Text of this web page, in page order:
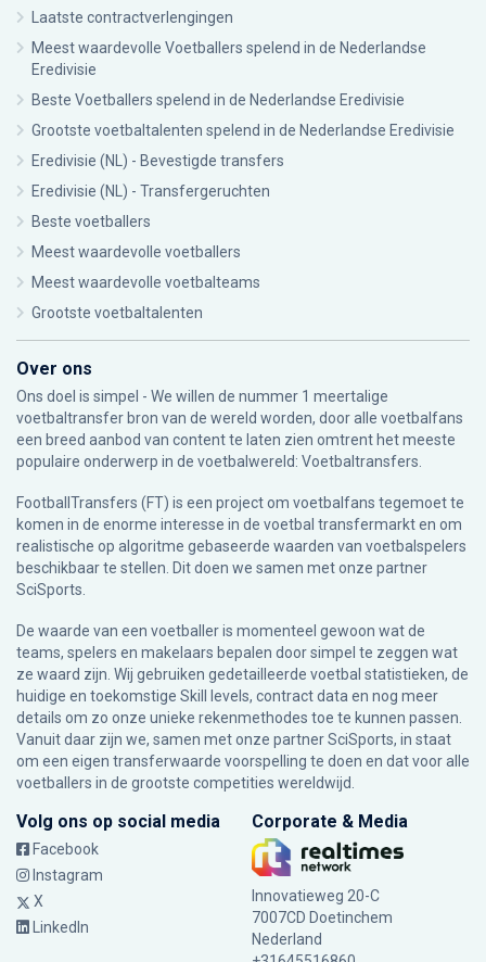
Laatste contractverlengingen
Meest waardevolle Voetballers spelend in de Nederlandse
Eredivisie
Beste Voetballers spelend in de Nederlandse Eredivisie
Grootste voetbaltalenten spelend in de Nederlandse Eredivisie
Eredivisie (NL) - Bevestigde transfers
Eredivisie (NL) - Transfergeruchten
Beste voetballers
Meest waardevolle voetballers
Meest waardevolle voetbalteams
Grootste voetbaltalenten
Over ons
Ons doel is simpel - We willen de nummer 1 meertalige
voetbaltransfer bron van de wereld worden, door alle voetbalfans
een breed aanbod van content te laten zien omtrent het meeste
populaire onderwerp in de voetbalwereld: Voetbaltransfers.
FootballTransfers (FT) is een project om voetbalfans tegemoet te
komen in de enorme interesse in de voetbal transfermarkt en om
realistische op algoritme gebaseerde waarden van voetbalspelers
beschikbaar te stellen. Dit doen we samen met onze partner
SciSports
De waarde van een voetballer is momenteel gewoon wat de
teams, spelers en makelaars bepalen door simpel te zeggen wat
ze waard zijn. Wij gebruiken gedetailleerde voetbal statistieken, de
huidige en toekomstige Skill levels, contract data en nog meer
details om zo onze unieke rekenmethodes toe te kunnen passen.
Vanuit daar zijn we, samen met onze partner SciSports, in staat
om een eigen transferwaarde voorspelling te doen en dat voor alle
voetballers in de grootste competities wereldwijd.
Volg ons op social media
Facebook
Instagram
X
LinkedIn
Corporate & Media
Innovatieweg 20-C
7007CD Doetinchem
Nederland